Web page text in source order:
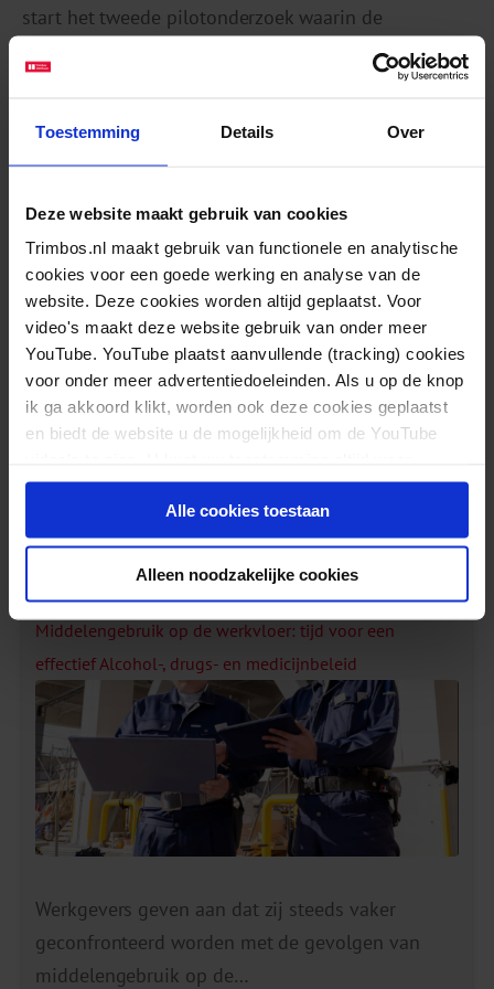
Toestemming Details Over
Deze website maakt gebruik van cookies
Trimbos.nl maakt gebruik van functionele en analytische
cookies voor een goede werking en analyse van de
website. Deze cookies worden altijd geplaatst. Voor
video's maakt deze website gebruik van onder meer
YouTube. YouTube plaatst aanvullende (tracking) cookies
voor onder meer advertentiedoeleinden. Als u op de knop
ik ga akkoord klikt, worden ook deze cookies geplaatst
en biedt de website u de mogelijkheid om de YouTube
intrekken.
Alle cookies toestaan
Alleen noodzakelijke cookies
start het tweede pilotonderzoek waarin de
uitvoerbaarheid, geschiktheid en werkzaamheid van
Daphne Mous
Projectmedewerker B
Profiel en contact
Gerelateerde berichten
Middelengebruik op de werkvloer: tijd voor een
effectief Alcohol-, drugs- en medicijnbeleid
Werkgevers geven aan dat zij steeds vaker
geconfronteerd worden met de gevolgen van
middelengebruik op de